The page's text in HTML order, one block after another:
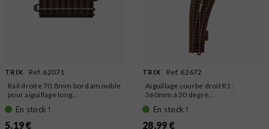
TRIX
Ref. 62071
Rail droite 70.8mm bord amovible
pour aiguillage long...
En stock !
5,19 €
TRIX
Ref. 62672
Aiguillage courbe droit R1 :
360mm à 30 degré...
En stock !
28,99 €